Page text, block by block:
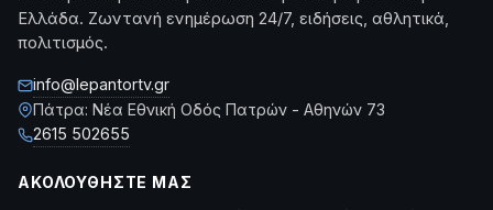
Ελλάδα. Ζωντανή ενημέρωση 24/7, ειδήσεις, αθλητικά,
πολιτισμός.
info@lepantortv.gr
Πάτρα: Νέα Εθνική Οδός Πατρών - Αθηνών 73
2615 502655
ΑΚΟΛΟΥΘΉΣΤΕ ΜΑΣ